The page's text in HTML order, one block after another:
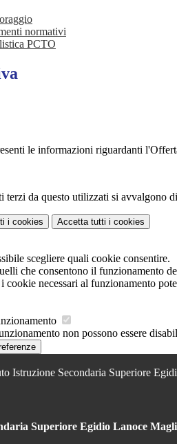
normativi
PCTO
le informazioni riguardanti
terzi da questo utilizzati si avvalgono
i cookies Accetta tutti i cookies
scegliere quali cookie consentire.
che consentono il funzionamento
cookie necessari al funzionamento
non possono essere
Istruzione Secondaria Superiore
Superiore Egidio Lanoce